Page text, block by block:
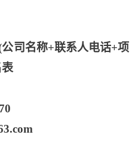
公司名称+联系人电话+项